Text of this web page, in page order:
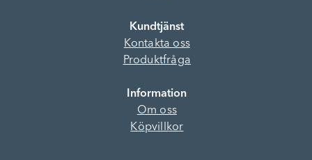
Kundtjänst
Kontakta oss
Produktfråga
Information
Om oss
Köpvillkor